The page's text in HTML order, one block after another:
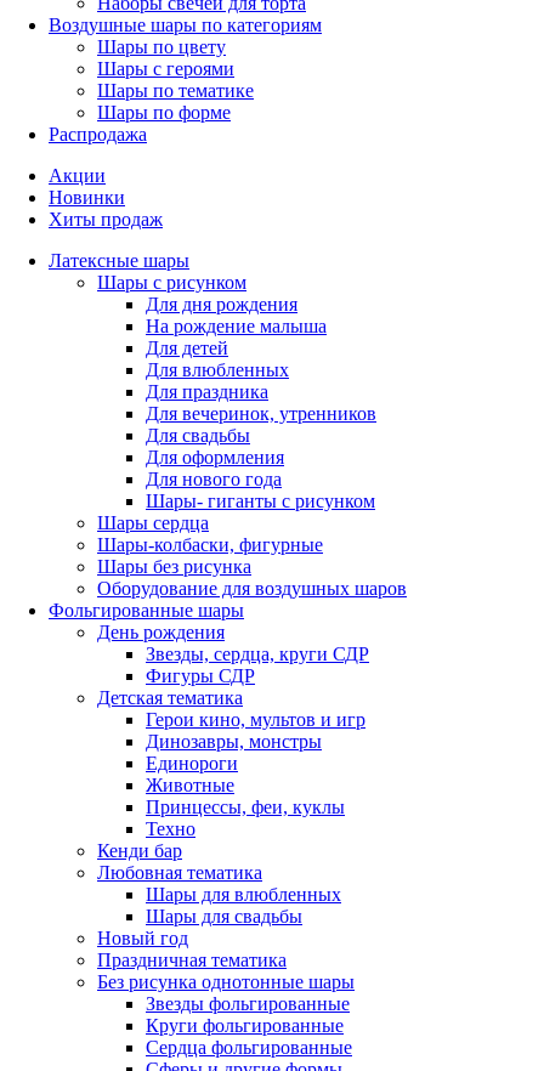
Воздушные шары по категориям
Шары по цвету
Шары с героями
Шары по тематике
Шары по форме
Распродажа
Акции
Новинки
Хиты продаж
Латексные шары
Шары с рисунком
Для дня рождения
На рождение малыша
Для детей
Для влюбленных
Для праздника
Для вечеринок, утренников
Для свадьбы
Для оформления
Для нового года
Шары- гиганты с рисунком
Шары сердца
Шары-колбаски, фигурные
Шары без рисунка
Оборудование для воздушных шаров
Фольгированные шары
День рождения
Звезды, сердца, круги СДР
Фигуры СДР
Детская тематика
Герои кино, мультов и игр
Динозавры, монстры
Единороги
Животные
Принцессы, феи, куклы
Техно
Кенди бар
Любовная тематика
Шары для влюбленных
Шары для свадьбы
Новый год
Праздничная тематика
Без рисунка однотонные шары
Звезды фольгированные
Круги фольгированные
Сердца фольгированные